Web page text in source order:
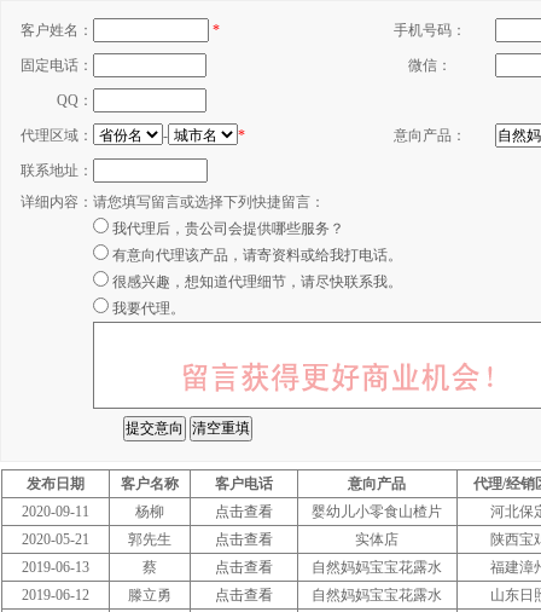
客户姓名： * 手机号码：
固定电话： 微信：
QQ：
代理区域： - * 意向产品：
联系地址：
详细内容： 请您填写留言或选择下列快捷留言：
我代理后，贵公司会提供哪些服务？
有意向代理该产品，请寄资料或给我打电话。
很感兴趣，想知道代理细节，请尽快联系我。
我要代理。
发布日期 客户名称 客户电话 意向产品
代理/经销
2020-09-11
杨柳 点击查看 婴幼儿小零食山楂片
河北保
2020-05-21
郭先生 点击查看 实体店
陕西宝
2019-06-13
蔡 点击查看 自然妈妈宝宝花露水
福建漳
2019-06-12
滕立勇 点击查看 自然妈妈宝宝花露水
山东日